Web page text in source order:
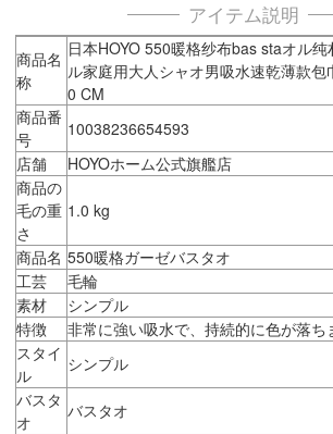
アイテム説明
商品名
称
日本HOYO 550暖格纱布bas staオル
ル家庭用大人シャオ男吸水速乾薄款
0 CM
商品番
号
10038236654593
店舗
HOYOホーム公式旗艦店
商品の
毛の重
さ
1.0 kg
商品名 550暖格ガーゼバスタオ
工芸
毛輪
素材
シンプル
特徴
非常に強い吸水で、持続的に色が落ち
スタイ
ル
シンプル
バスタ
オ
バスタオ